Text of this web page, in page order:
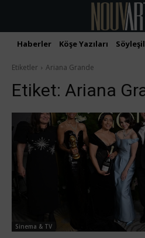
Haberler Köşe Yazıları
Etiketler Ariana Grande
Etiket: Ariana
Sinema & TV